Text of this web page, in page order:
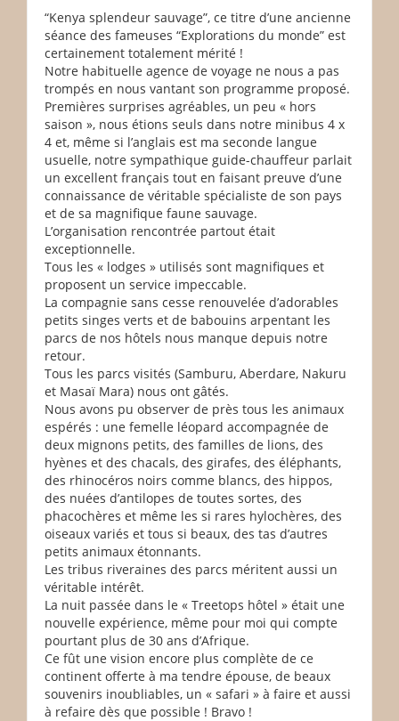
“Kenya splendeur sauvage”, ce titre d’une ancienne
séance des fameuses “Explorations du monde” est
certainement totalement mérité !
Notre habituelle agence de voyage ne nous a pas
trompés en nous vantant son programme proposé.
Premières surprises agréables, un peu « hors
saison », nous étions seuls dans notre minibus 4 x
4 et, même si l’anglais est ma seconde langue
usuelle, notre sympathique guide-chauffeur parlait
un excellent français tout en faisant preuve d’une
connaissance de véritable spécialiste de son pays
et de sa magnifique faune sauvage.
L’organisation rencontrée partout était
exceptionnelle.
Tous les « lodges » utilisés sont magnifiques et
proposent un service impeccable.
La compagnie sans cesse renouvelée d’adorables
petits singes verts et de babouins arpentant les
parcs de nos hôtels nous manque depuis notre
retour.
Tous les parcs visités (Samburu, Aberdare, Nakuru
et Masaï Mara) nous ont gâtés.
Nous avons pu observer de près tous les animaux
espérés : une femelle léopard accompagnée de
deux mignons petits, des familles de lions, des
hyènes et des chacals, des girafes, des éléphants,
des rhinocéros noirs comme blancs, des hippos,
des nuées d’antilopes de toutes sortes, des
phacochères et même les si rares hylochères, des
oiseaux variés et tous si beaux, des tas d’autres
petits animaux étonnants.
Les tribus riveraines des parcs méritent aussi un
véritable intérêt.
La nuit passée dans le « Treetops hôtel » était une
nouvelle expérience, même pour moi qui compte
pourtant plus de 30 ans d’Afrique.
Ce fût une vision encore plus complète de ce
continent offerte à ma tendre épouse, de beaux
souvenirs inoubliables, un « safari » à faire et aussi
à refaire dès que possible ! Bravo !